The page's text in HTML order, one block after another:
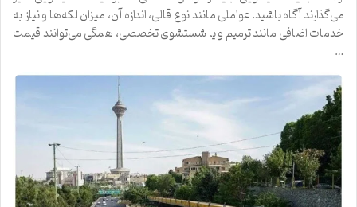
می‌گذارند آگاه باشید. عواملی مانند نوع قالی، اندازه آن، میزان لکه‌ها و نیاز به
خدمات اضافی مانند ترمیم و یا شستشوی تخصصی، همگی می‌توانند قیمت
…